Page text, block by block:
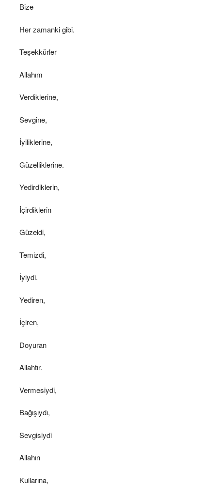
Bize
Her zamanki gibi.
Teşekkürler
Allahım
Verdiklerine,
Sevgine,
İyiliklerine,
Güzelliklerine.
Yedirdiklerin,
İçirdiklerin
Güzeldi,
Temizdi,
İyiydi.
Yediren,
İçiren,
Doyuran
Allahtır.
Vermesiydi,
Bağışıydı,
Sevgisiydi
Allahın
Kullarına,